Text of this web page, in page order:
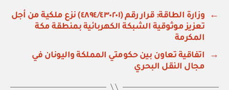
←
وزارة الطاقة: قرار رقم (٤٨٩٤/٤٣٠٢٠١) نزع ملكية من أجل
تعزيز موثوقية الشبكة الكهربائية بمنطقة مكة
المكرمة
→
اتفاقية تعاون بين حكومتي المملكة واليونان في
مجال النقل البحري